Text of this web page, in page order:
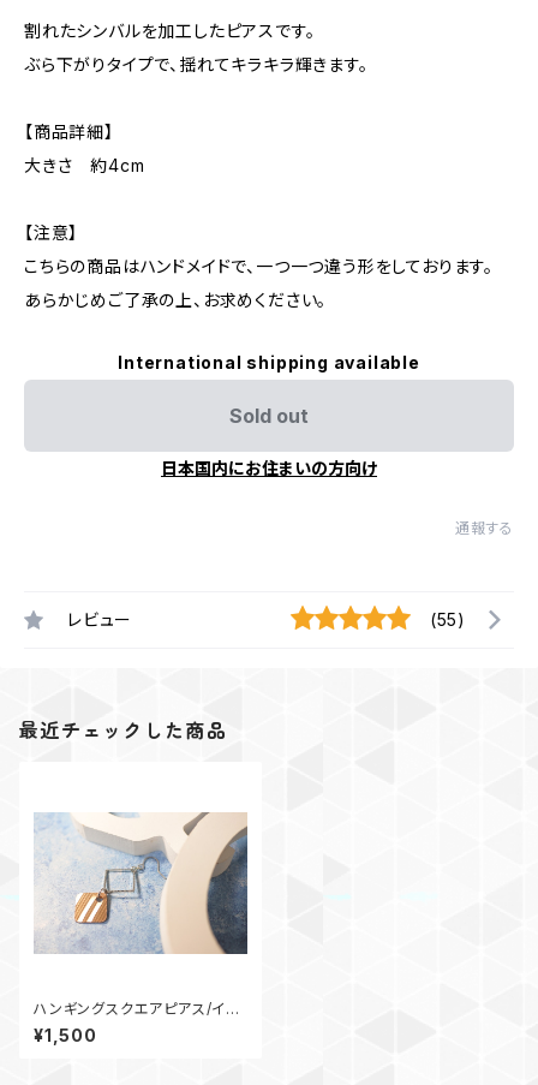
割れたシンバルを加工したピアスです。
ぶら下がりタイプで、揺れてキラキラ輝きます。
【商品詳細】
大きさ 約4cm
【注意】
こちらの商品はハンドメイドで、一つ一つ違う形をしております。
あらかじめご了承の上、お求めください。
International shipping available
Sold out
日本国内にお住まいの方向け
通報する
レビュー (55)
最近チェックした商品
ハンギングスクエアピアス/イヤ
リング
¥1,500